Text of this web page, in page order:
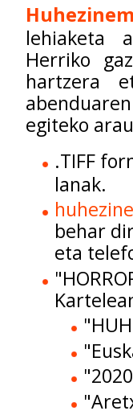
lehiaketa
Herriko
hartzera
egiteko
.TIFF
lanak.
behar
eta